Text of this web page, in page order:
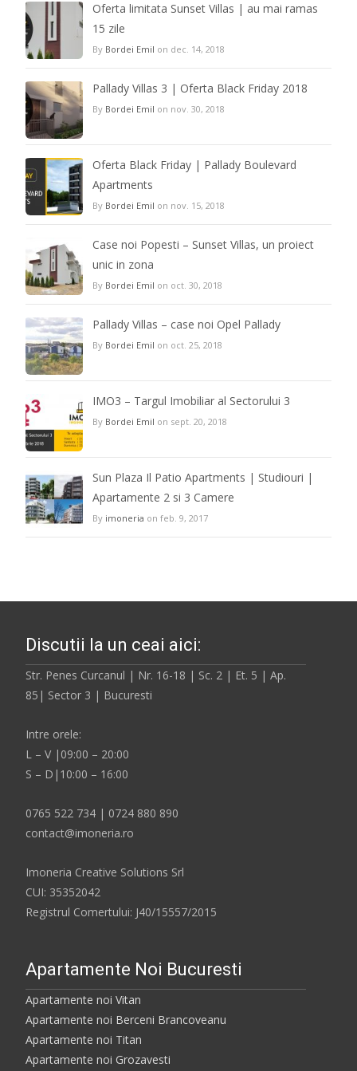
Oferta limitata Sunset Villas | au mai ramas
15 zile
By Bordei Emil on dec. 14, 2018
Pallady Villas 3 | Oferta Black Friday 2018
By Bordei Emil on nov. 30, 2018
Oferta Black Friday | Pallady Boulevard
Apartments
By Bordei Emil on nov. 15, 2018
Case noi Popesti – Sunset Villas, un proiect
unic in zona
By Bordei Emil on oct. 30, 2018
Pallady Villas – case noi Opel Pallady
By Bordei Emil on oct. 25, 2018
IMO3 – Targul Imobiliar al Sectorului 3
By Bordei Emil on sept. 20, 2018
Sun Plaza Il Patio Apartments | Studiouri |
Apartamente 2 si 3 Camere
By imoneria on feb. 9, 2017
Discutii la un ceai aici:
Str. Penes Curcanul | Nr. 16-18 | Sc. 2 | Et. 5 | Ap.
85| Sector 3 | Bucuresti
Intre orele:
L – V |09:00 – 20:00
S – D|10:00 – 16:00
0765 522 734 | 0724 880 890
contact@imoneria.ro
Imoneria Creative Solutions Srl
CUI: 35352042
Registrul Comertului: J40/15557/2015
Apartamente Noi Bucuresti
Apartamente noi Vitan
Apartamente noi Berceni Brancoveanu
Apartamente noi Titan
Apartamente noi Grozavesti